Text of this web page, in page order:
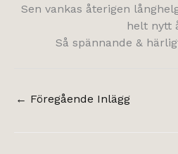
Sen vankas återigen
helt nytt
Så spännande &
← Föregående Inlägg